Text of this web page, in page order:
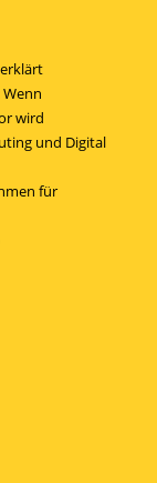
wird
und Digital
für